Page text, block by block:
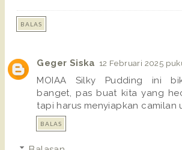
BALAS
Geger Siska 12 Februari 2025
MOIAA Silky Pudding ini
banget, pas buat kita yang
tapi harus menyiapkan camilan
BALAS